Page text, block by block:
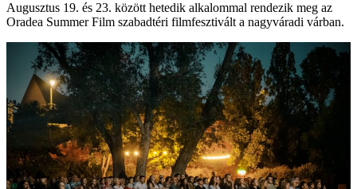
Augusztus 19. és 23. között hetedik alkalommal rendezik meg az
Oradea Summer Film szabadtéri filmfesztivált a nagyváradi várban.